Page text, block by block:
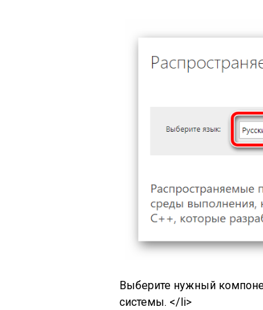
Выберите нужный
системы. </li>